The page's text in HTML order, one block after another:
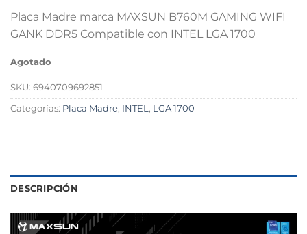
Placa Madre marca MAXSUN B760M GAMING WIFI
GANK DDR5 Compatible con INTEL LGA 1700
Agotado
SKU: 6940709692851
Categorías: Placa Madre, INTEL , LGA 1700
DESCRIPCIÓN